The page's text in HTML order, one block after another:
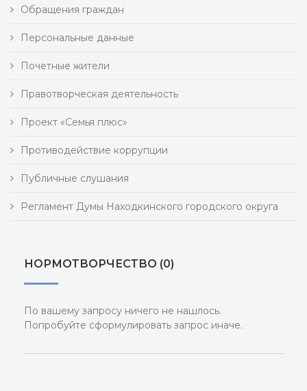
Обращения граждан
Персональные данные
Почетные жители
Правотворческая деятельность
Проект «Семья плюс»
Противодействие коррупции
Публичные слушания
Регламент Думы Находкинского городского округа
НОРМОТВОРЧЕСТВО (0)
По вашему запросу ничего не нашлось.
Попробуйте сформулировать запрос иначе.